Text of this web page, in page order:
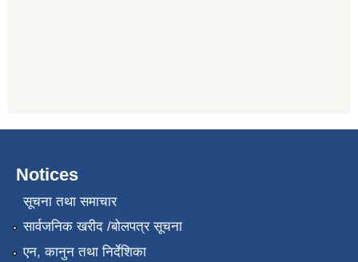
Notices
सूचना तथा समाचार
सार्वजनिक खरीद /बोलपत्र सूचना
एन, कानुन तथा निर्देशिका